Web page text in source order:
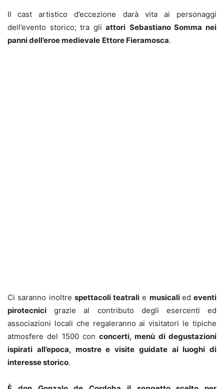
Il
cast artistico d’eccezione darà vita ai personaggi
dell’evento storico; tra gliattori Sebastiano Sommanei
panni dell’eroe medievale Ettore Fieramosca.
Ci saranno inoltre spettacoli teatrali e musicali ed eventi
pirotecnici grazie al contributo degli esercenti ed
associazioni locali che regaleranno ai visitatori le tipiche
atmosfere del 1500 conconcerti, menù di degustazioni
ispirati all’epoca, mostre e visite guidate ai luoghi di
interesse storico.